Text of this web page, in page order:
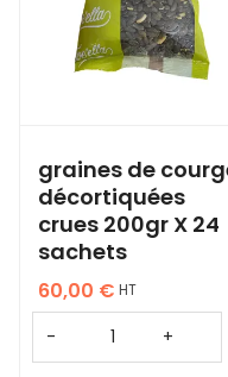
graines de
décortiquées
crues 200gr X 24
sachets
60,00 € HT